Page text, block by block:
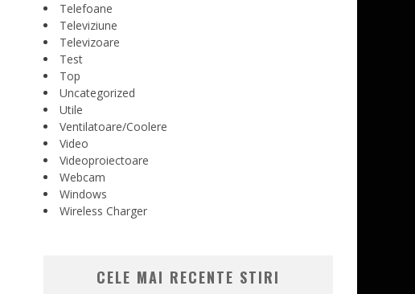
Telefoane
Televiziune
Televizoare
Test
Top
Uncategorized
Utile
Ventilatoare/Coolere
Video
Videoproiectoare
Webcam
Windows
Wireless Charger
CELE MAI RECENTE STIRI